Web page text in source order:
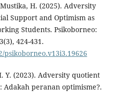
H. (2025). Adversity
Support and Optimism as
Students. Psikoborneo:
424-431.
psikoborneo.v13i3.19626
Y. (2023). Adversity quotient
Adakah peranan optimisme?.